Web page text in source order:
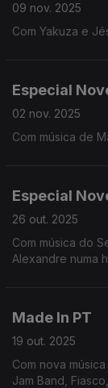
09 nov. 2025
Com Yakuza e
Especial
02 nov. 2025
Com música de
Especial
26 out. 2025
Com música do
Alexandre numa
Made In PT
19 out. 2025
Com nova
Jam Band,